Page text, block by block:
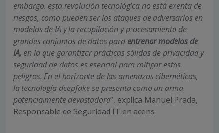
embargo, esta revolución tecnológica no está exenta de
riesgos, como pueden ser los ataques de adversarios en
modelos de IA y la recopilación y procesamiento de
grandes conjuntos de datos para entrenar modelos de
IA, en la que garantizar prácticas sólidas de privacidad y
seguridad de datos es esencial para mitigar estos
peligros. En el horizonte de las amenazas cibernéticas,
la tecnología deepfake se presenta como un arma
potencialmente devastadora”, explica Manuel Prada,
Responsable de Seguridad IT en acens.